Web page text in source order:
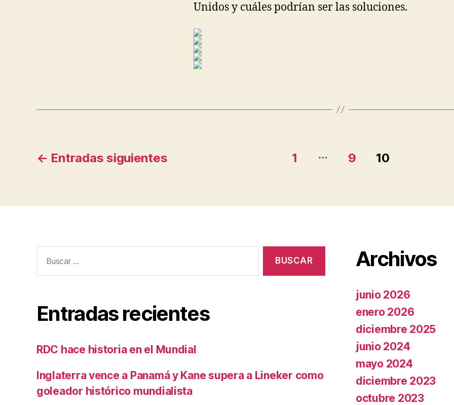
Unidos y cuáles podrían ser las soluciones.
Navegación
← Entradassiguientes 1 … 9 10
Entradas recientes
RDC hace historia en el Mundial
Inglaterra vence a Panamá y Kane supera a Lineker como
goleador histórico mundialista
Archivos
junio 2026
enero 2026
diciembre 2025
junio 2024
mayo 2024
diciembre 2023
octubre 2023